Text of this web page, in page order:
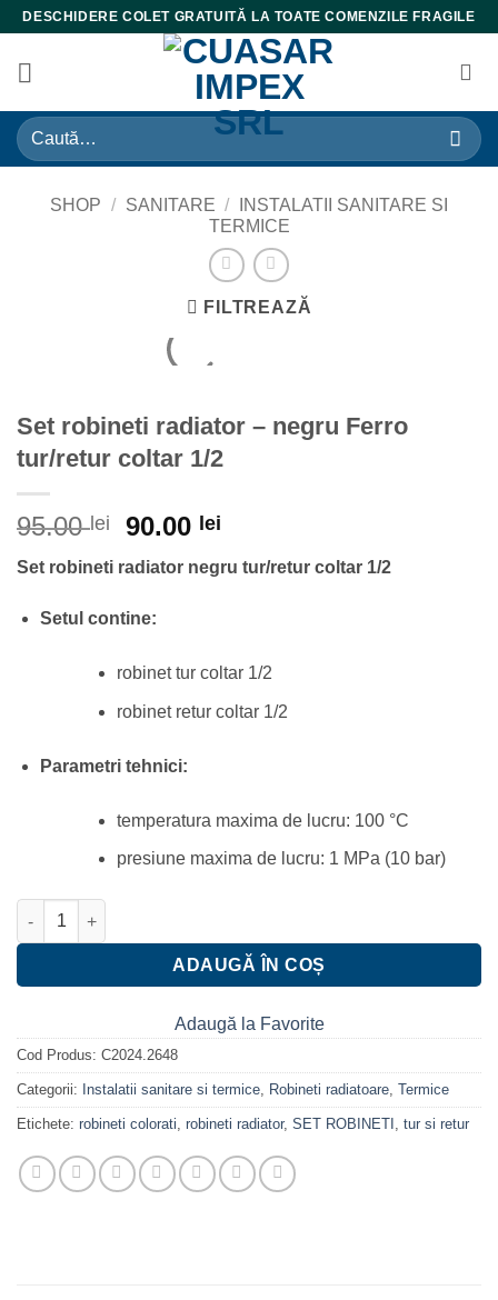
Skip
content
DESCHIDERE COLET GRATUITĂ LA TOATE COMENZILE FRAGILE
Caută
după:
SHOP / SANITARE /
INSTALATII SANITARE SI
TERMICE
FILTREAZĂ
Set robineti radiator – negru Ferro
tur/retur coltar 1/2
95.00 lei
Prețul
a
fost:
95.00 lei.
90.00 lei
este:
Set robineti radiator negru tur/retur coltar 1/2
Setul contine:
robinet tur coltar 1/2
robinet retur coltar 1/2
Parametri tehnici:
temperatura maxima de lucru: 100 °C
presiune maxima de lucru: 1 MPa (10 bar)
Cantitate Set robineti radiator - negru Ferro tur/retur coltar 1/2
ADAUGĂ ÎN COȘ
Adaugă la Favorite
Cod Produs: C2024.2648
Categorii: Instalatii sanitare si termice, Robineti radiatoare, Termice
Etichete: robineti colorati, robineti radiator, SET ROBINETI , tur si retur